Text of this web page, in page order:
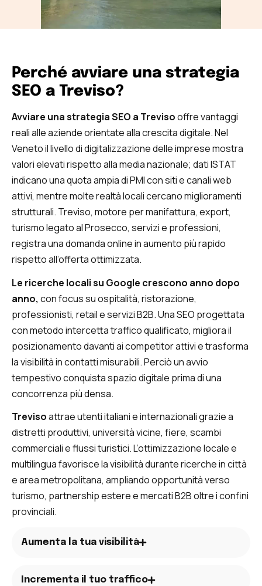
Perché avviare una strategia
SEO a Treviso?
Avviare una strategia SEO a Trevisooffre vantaggi
reali alle aziende orientate alla crescita digitale. Nel
Veneto il livello di digitalizzazione delle imprese mostra
valori elevati rispetto alla media nazionale; dati ISTAT
indicano una quota ampia di PMI con siti e canali web
attivi, mentre molte realtà locali cercano miglioramenti
strutturali. Treviso, motore per manifattura, export,
turismo legato al Prosecco, servizi e professioni,
registra una domanda online in aumento più rapido
rispetto all’offerta ottimizzata.
Le ricerche locali su Google crescono anno dopo
anno, con focus su ospitalità, ristorazione,
professionisti, retail e servizi B2B. Una SEO progettata
con metodo intercetta traffico qualificato, migliora il
posizionamento davanti ai competitor attivi e trasforma
la visibilità in contatti misurabili. Perciò un avvio
tempestivo conquista spazio digitale prima di una
concorrenza più densa.
Trevisoattrae utenti italiani e internazionali grazie a
distretti produttivi, università vicine, fiere, scambi
commerciali e flussi turistici. L’ottimizzazione locale e
multilingua favorisce la visibilità durante ricerche in città
e area metropolitana, ampliando opportunità verso
turismo, partnership estere e mercati B2B oltre i confini
provinciali.
Aumenta la tua visibilità
Incrementa il tuo traffico